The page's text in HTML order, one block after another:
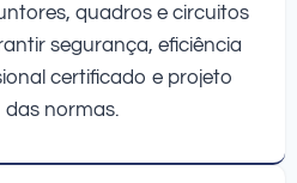
quadros e circuitos
segurança, eficiência
certificado e projeto
normas.